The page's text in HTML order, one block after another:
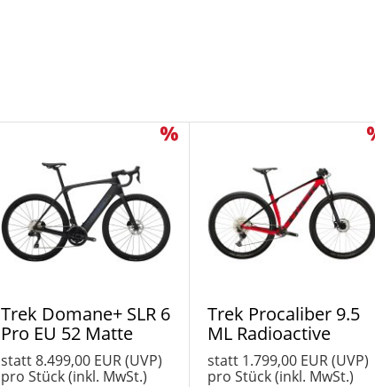
Trek Domane+ SLR 6
Pro EU 52 Matte
Deep Smoke
statt8.499,00 EUR(UVP)
pro Stück (inkl. MwSt.)
Trek Procaliber 9.5
ML Radioactive
Red/Trek Black
statt 1.799,00 EUR(UVP)
pro Stück (inkl. MwSt.)